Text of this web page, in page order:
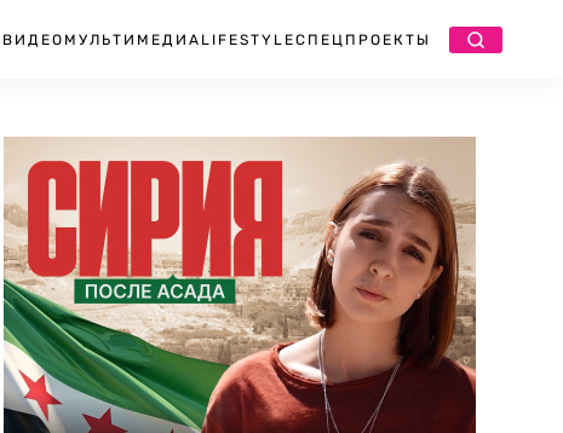
ВИДЕО МУЛЬТИМЕДИА LIFESTYLEСПЕЦПРОЕКТЫ